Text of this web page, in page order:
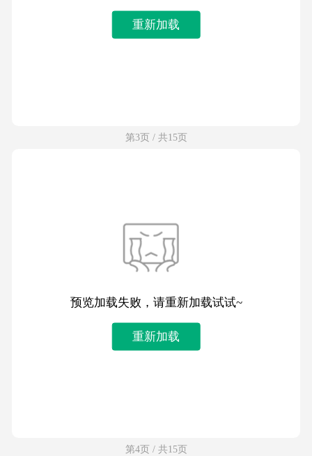
重新加载
第3页 / 共15页
预览加载失败，请重新加载试试~
重新加载
第4页 / 共15页